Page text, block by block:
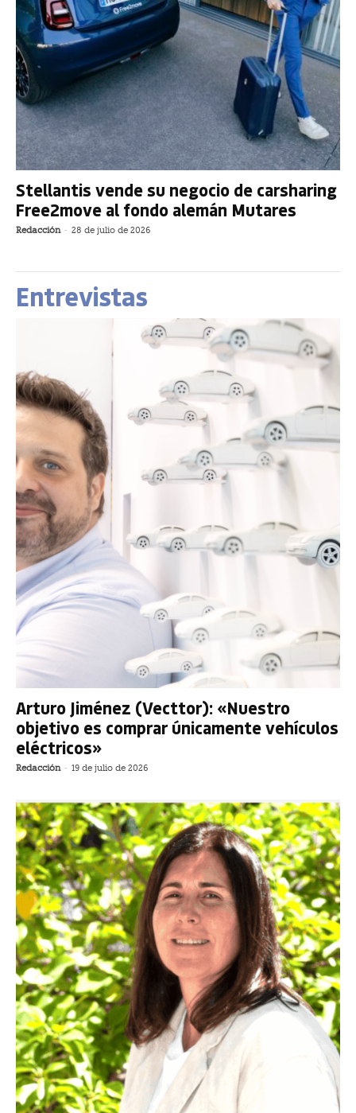
Stellantis vende su negocio de carsharing
Free2move al fondo alemán Mutares
Redacción - 28 de julio de 2026
Entrevistas
Arturo Jiménez (Vecttor): «Nuestro
objetivo es comprar únicamente vehículos
eléctricos»
Redacción - 19 de julio de 2026